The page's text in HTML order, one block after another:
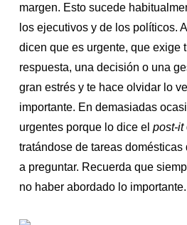
margen. Esto sucede
los ejecutivos y de los políticos.
dicen que es urgente, que exige
respuesta, una decisión o una
gran estrés y te hace olvidar lo
importante. En demasiadas
urgentes porque lo dice el post-it
tratándose de tareas
a preguntar. Recuerda que
no haber abordado lo importante.